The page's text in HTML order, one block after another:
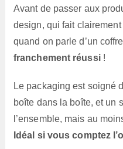
Avant de passer aux
design, qui fait
quand on parle d’un
franchement réussi!
Le packaging est soigné
boîte dans la boîte, et un
l’ensemble, mais au
Idéal si vous comptez